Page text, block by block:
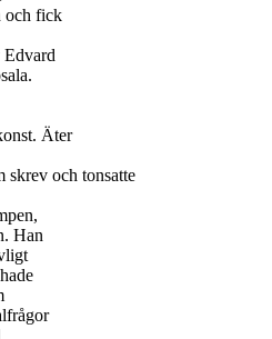
och fick
Äter
skrev och tonsatte
Han